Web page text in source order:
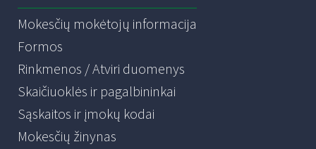
Mokesčių mokėtojų informacija
Formos
Rinkmenos / Atviri duomenys
Skaičiuoklės ir pagalbininkai
Sąskaitos ir įmokų kodai
Mokesčių žinynas